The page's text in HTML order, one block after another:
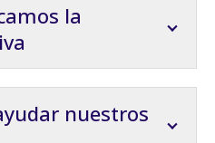
la
nuestros